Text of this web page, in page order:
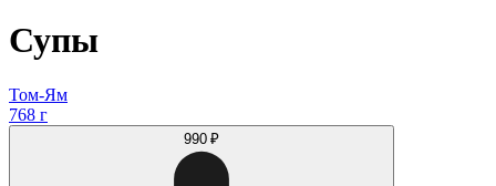
Супы
Том-Ям
768 г
990 ₽